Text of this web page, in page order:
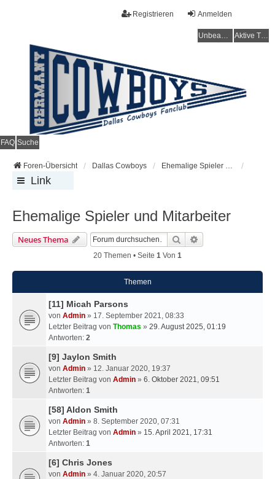
Anmelden
Registrieren
Unbeantwortete Themen Aktive Themen
FAQ Suche
Foren-Übersicht Dallas Cowboys
Link
Ehemalige Spieler und Mitarbeiter
Neues Thema Suche
20 Themen • Seite 1 Von 1
Themen
[11] Micah Parsons
von Admin » 17. September 2021, 08:33
Letzter Beitrag von Thomas » 29. August 2025, 01:19
Antworten: 2
[9] Jaylon Smith
von Admin » 12. Januar 2020, 19:37
Letzter Beitrag von Admin » 6. Oktober 2021, 09:51
Antworten: 1
[58] Aldon Smith
von Admin » 8. September 2020, 07:31
Letzter Beitrag von Admin » 15. April 2021, 17:31
Antworten: 1
[6] Chris Jones
von Admin » 4. Januar 2020, 20:57